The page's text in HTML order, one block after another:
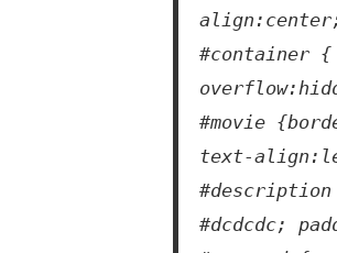
#container
#movie
text-
#dcdcdc;